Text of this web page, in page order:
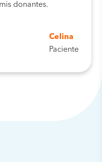
donantes.
Celina
Paciente